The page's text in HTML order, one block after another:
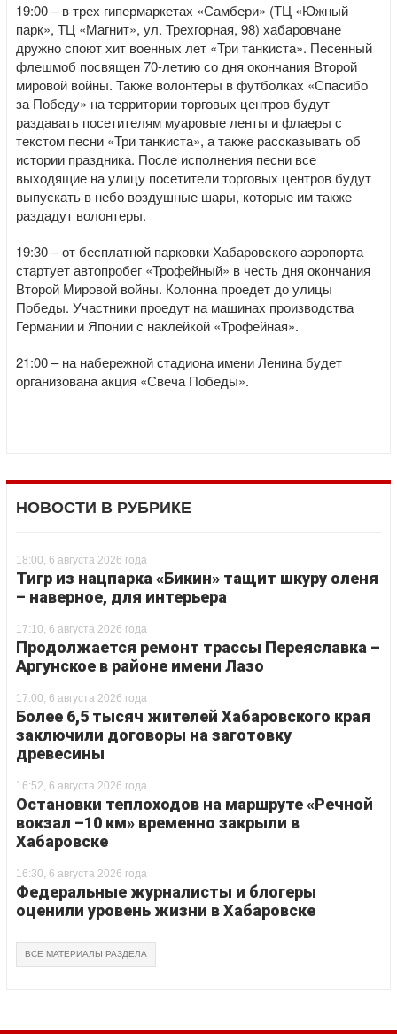
19:00 – в трех гипермаркетах «Самбери» (ТЦ «Южный
парк», ТЦ «Магнит», ул. Трехгорная, 98) хабаровчане
дружно споют хит военных лет «Три танкиста». Песенный
флешмоб посвящен 70-летию со дня окончания Второй
мировой войны. Также волонтеры в футболках «Спасибо
за Победу» на территории торговых центров будут
раздавать посетителям муаровые ленты и флаеры с
текстом песни «Три танкиста», а также рассказывать об
истории праздника. После исполнения песни все
выходящие на улицу посетители торговых центров будут
выпускать в небо воздушные шары, которые им также
раздадут волонтеры.
19:30 – от бесплатной парковки Хабаровского аэропорта
стартует автопробег «Трофейный» в честь дня окончания
Второй Мировой войны. Колонна проедет до улицы
Победы. Участники проедут на машинах производства
Германии и Японии с наклейкой «Трофейная».
21:00 – на набережной стадиона имени Ленина будет
организована акция «Свеча Победы».
НОВОСТИ В РУБРИКЕ
18:00, 6 августа 2026 года
Тигр из нацпарка «Бикин» тащит шкуру оленя
– наверное, для интерьера
17:10, 6 августа 2026 года
Продолжается ремонт трассы Переяславка –
Аргунское в районе имени Лазо
17:00, 6 августа 2026 года
Более 6,5 тысяч жителей Хабаровского края
заключили договоры на заготовку
древесины
16:52, 6 августа 2026 года
Остановки теплоходов на маршруте «Речной
вокзал –10 км» временно закрыли в
Хабаровске
16:30, 6 августа 2026 года
Федеральные журналисты и блогеры
оценили уровень жизни в Хабаровске
ВСЕ МАТЕРИАЛЫ РАЗДЕЛА